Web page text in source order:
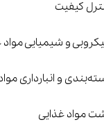
کیفیت
و شیمیایی مواد
غذایی
مواد غذایی